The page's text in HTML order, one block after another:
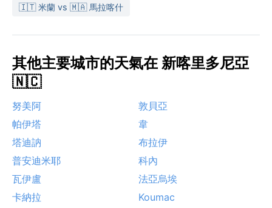
🇮🇹 米蘭 vs 🇲🇦 馬拉喀什
其他主要城市的天氣在 新喀里多尼亞
🇳🇨
努美阿
敦貝亞
帕伊塔
韋
塔迪訥
布拉伊
普安迪米耶
科內
瓦伊盧
法亞烏埃
卡納拉
Koumac